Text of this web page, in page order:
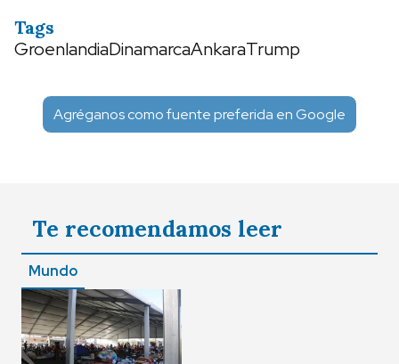
Tags
GroenlandiaDinamarcaAnkaraTrump
Agréganos como fuente preferida en Google
Te recomendamos leer
Mundo